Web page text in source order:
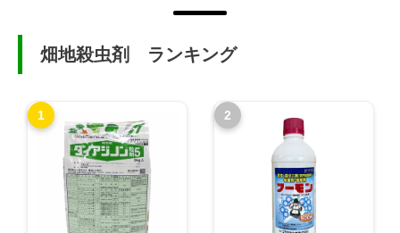
畑地殺虫剤 ランキング
1 2